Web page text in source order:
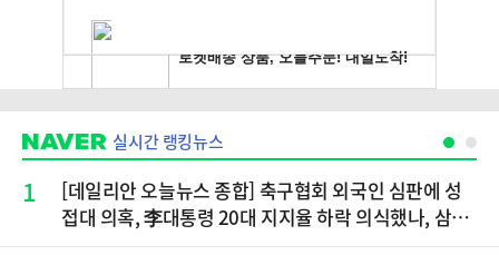
실시간 랭킹뉴스
1
[데일리안 오늘뉴스 종합] 축구협회 외국인 심판에 성
접대 의혹, 李대통령 20대 지지율 하락 의식했나, 삼전